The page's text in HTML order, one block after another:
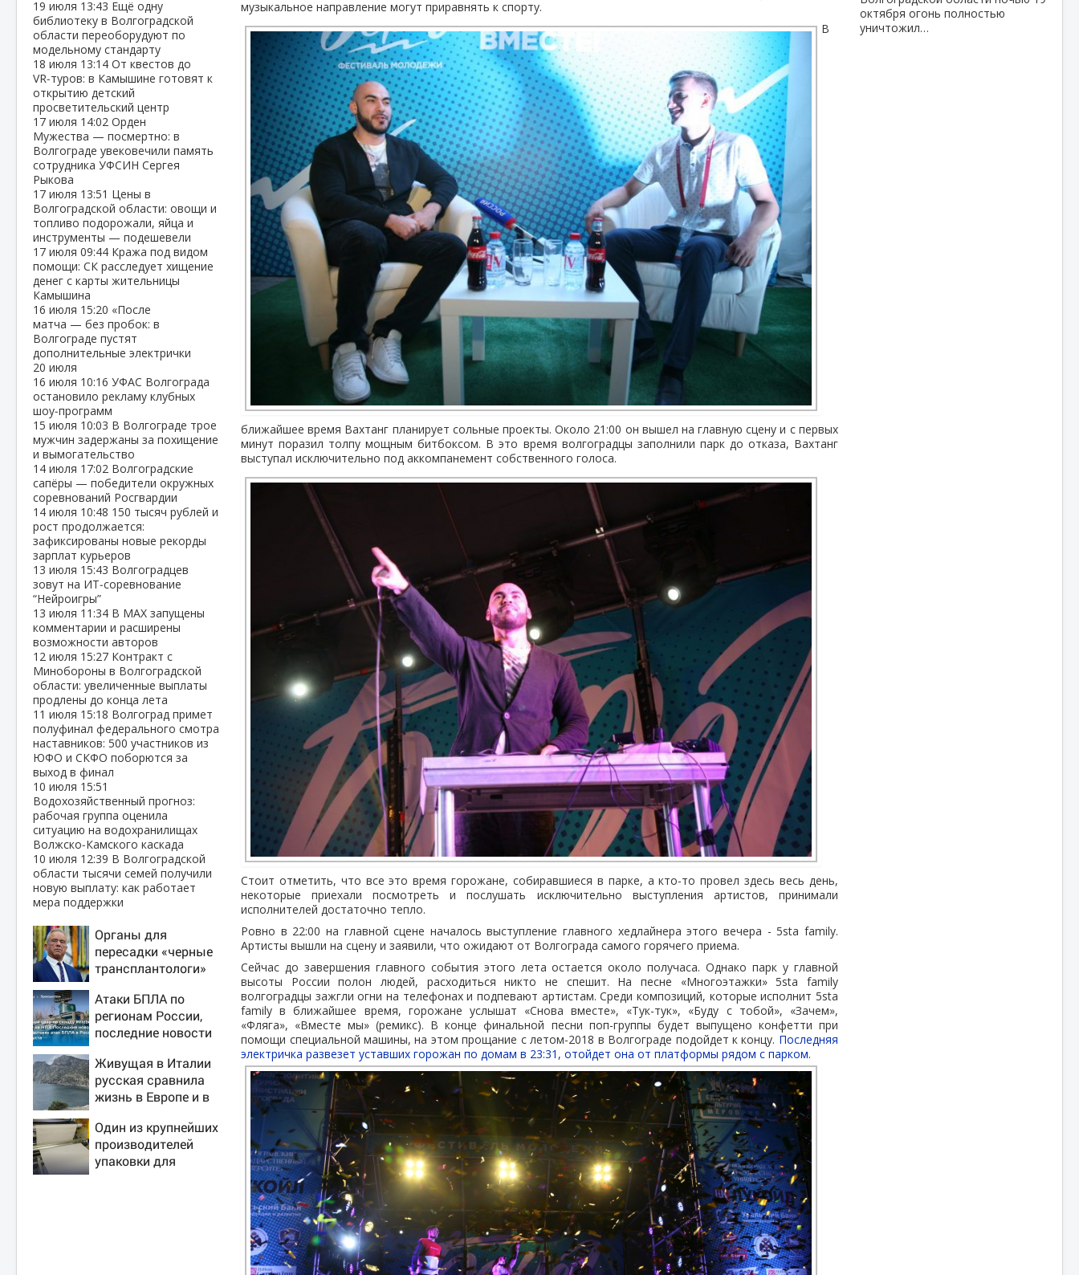
19 июля 13:43 Ещё одну
библиотеку в Волгоградской
области переоборудуют по
модельному стандарту
18 июля 13:14 От квестов до
VR‑туров: в Камышине готовят к
открытию детский
просветительский центр
17 июля 14:02 Орден
Мужества — посмертно: в
Волгограде увековечили память
сотрудника УФСИН Сергея
Рыкова
17 июля 13:51 Цены в
Волгоградской области: овощи и
топливо подорожали, яйца и
инструменты — подешевели
17 июля 09:44 Кража под видом
помощи: СК расследует хищение
денег с карты жительницы
Камышина
16 июля 15:20 «После
матча — без пробок: в
Волгограде пустят
дополнительные электрички
20 июля
16 июля 10:16 УФАС Волгограда
остановило рекламу клубных
шоу‑программ
15 июля 10:03 В Волгограде трое
мужчин задержаны за похищение
и вымогательство
14 июля 17:02 Волгоградские
сапёры — победители окружных
соревнований Росгвардии
14 июля 10:48 150 тысяч рублей и
рост продолжается:
зафиксированы новые рекорды
зарплат курьеров
13 июля 15:43 Волгоградцев
зовут на ИТ‑соревнование
“Нейроигры”
13 июля 11:34 В МАХ запущены
комментарии и расширены
возможности авторов
12 июля 15:27 Контракт с
Минобороны в Волгоградской
области: увеличенные выплаты
продлены до конца лета
11 июля 15:18 Волгоград примет
полуфинал федерального смотра
наставников: 500 участников из
ЮФО и СКФО поборются за
выход в финал
10 июля 15:51
Водохозяйственный прогноз:
рабочая группа оценила
ситуацию на водохранилищах
Волжско‑Камского каскада
10 июля 12:39 В Волгоградской
области тысячи семей получили
новую выплату: как работает
мера поддержки
Органы для
пересадки «черные
трансплантологи»
живых пациентов
Атаки БПЛА по
регионам России,
последние новости
последствия, атаки
на склады
Wildberries,
пострадавших
Живущая в Италии
русская сравнила
жизнь в Европе и в
Один из крупнейших
производителей
упаковки для
музыкальное направление могут приравнять к спорту.
В
ближайшее время Вахтанг планирует сольные проекты. Около 21:00 он вышел на главную сцену и с первых
минут поразил толпу мощным битбоксом. В это время волгоградцы заполнили парк до отказа, Вахтанг
выступал исключительно под аккомпанемент собственного голоса.
Стоит отметить, что все это время горожане, собиравшиеся в парке, а кто-то провел здесь весь день,
некоторые приехали посмотреть и послушать исключительно выступления артистов, принимали
исполнителей достаточно тепло.
Ровно в 22:00 на главной сцене началось выступление главного хедлайнера этого вечера - 5sta family.
Артисты вышли на сцену и заявили, что ожидают от Волгограда самого горячего приема.
Сейчас до завершения главного события этого лета остается около получаса. Однако парк у главной
высоты России полон людей, расходиться никто не спешит. На песне «Многоэтажки» 5sta family
волгоградцы зажгли огни на телефонах и подпевают артистам. Среди композиций, которые исполнит 5sta
family в ближайшее время, горожане услышат «Снова вместе», «Тук-тук», «Буду с тобой», «Зачем»,
«Фляга», «Вместе мы» (ремикс). В конце финальной песни поп-группы будет выпущено конфетти при
помощи специальной машины, на этом прощание с летом-2018 в Волгограде подойдет к концу. Последняя
электричка развезет уставших горожан по домам в 23:31, отойдет она от платформы рядом с парком.
октября огонь полностью
уничтожил…